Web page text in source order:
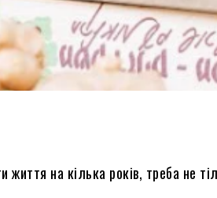
на кілька років, треба не